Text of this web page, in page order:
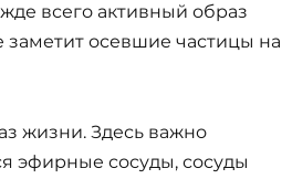
всего активный образ
осевшие частицы на
жизни. Здесь важно
эфирные сосуды, сосуды